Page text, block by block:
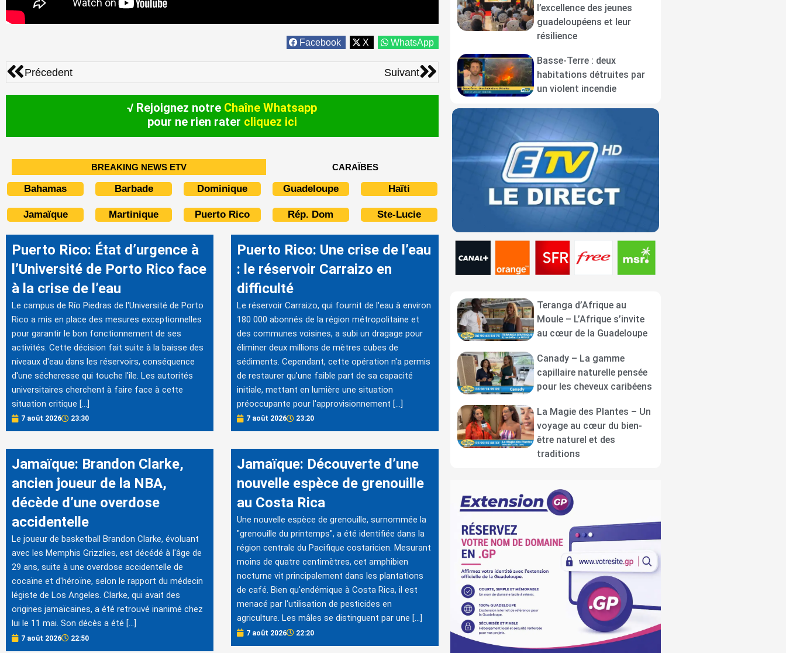
Facebook X WhatsApp
Précédent
Précedent SuivantSuivant
√ Rejoignez notre Chaîne Whatsapp
pour ne rien rater cliquez ici
BREAKING NEWS ETV CARAÏBES
Bahamas Barbade Dominique Guadeloupe Haïti
Jamaïque Martinique Puerto Rico Rép. Dom Ste-Lucie
Puerto Rico: État d’urgence à
l’Université de Porto Rico face
à la crise de l’eau
Le campus de Río Piedras de l'Université de Porto
Rico a mis en place des mesures exceptionnelles
pour garantir le bon fonctionnement de ses
activités. Cette décision fait suite à la baisse des
niveaux d'eau dans les réservoirs, conséquence
d'une sécheresse qui touche l'île. Les autorités
universitaires cherchent à faire face à cette
situation critique […]
7 août 2026 23:30
Puerto Rico: Une crise de l’eau
: le réservoir Carraizo en
difficulté
Le réservoir Carraizo, qui fournit de l'eau à environ
180 000 abonnés de la région métropolitaine et
des communes voisines, a subi un dragage pour
éliminer deux millions de mètres cubes de
sédiments. Cependant, cette opération n'a permis
de restaurer qu'une faible part de sa capacité
initiale, mettant en lumière une situation
préoccupante pour l'approvisionnement […]
7 août 2026 23:20
Jamaïque: Brandon Clarke,
ancien joueur de la NBA,
décède d’une overdose
accidentelle
Le joueur de basketball Brandon Clarke, évoluant
avec les Memphis Grizzlies, est décédé à l'âge de
29 ans, suite à une overdose accidentelle de
cocaïne et d'héroïne, selon le rapport du médecin
légiste de Los Angeles. Clarke, qui avait des
origines jamaïcaines, a été retrouvé inanimé chez
lui le 11 mai. Son décès a été […]
7 août 2026 22:50
Jamaïque: Découverte d’une
nouvelle espèce de grenouille
au Costa Rica
Une nouvelle espèce de grenouille, surnommée la
"grenouille du printemps", a été identifiée dans la
région centrale du Pacifique costaricien. Mesurant
moins de quatre centimètres, cet amphibien
nocturne vit principalement dans les plantations
de café. Bien qu'endémique à Costa Rica, il est
menacé par l'utilisation de pesticides en
agriculture. Les mâles se distinguent par une […]
7 août 2026 22:20
l’excellence des jeunes
guadeloupéens et leur
résilience
Basse-Terre : deux
habitations détruites par
un violent incendie
Teranga d’Afrique au
Moule – L’Afrique s’invite
au cœur de la Guadeloupe
Canady – La gamme
capillaire naturelle pensée
pour les cheveux caribéens
La Magie des Plantes – Un
voyage au cœur du bien-
être naturel et des
traditions